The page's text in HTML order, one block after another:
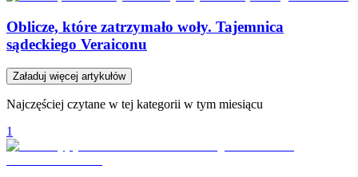
Oblicze, które zatrzymało woły. Tajemnica
sądeckiego Veraiconu
Załaduj więcej artykułów
Najczęściej czytane w tej kategorii w tym miesiącu
1